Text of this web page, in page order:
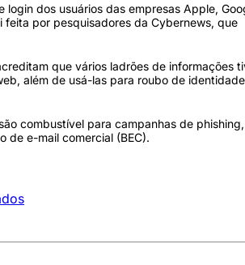
dos usuários das empresas Apple,
por pesquisadores da Cybernews, que
que vários ladrões de informações
além de usá-las para roubo de
combustível para campanhas de phishing,
de e-mail comercial (BEC).